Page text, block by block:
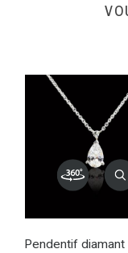
Pendentif diamant